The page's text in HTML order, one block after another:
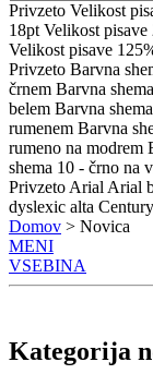
Privzeto Velikost
18pt Velikost pisave
Velikost pisave
Privzeto Barvna
črnem Barvna
belem Barvna
rumenem Barvna
rumeno na modrem
shema 10 - črno na
Privzeto Arial Arial
dyslexic alta
Domov > Novica
MENI
VSEBINA
Kategorija